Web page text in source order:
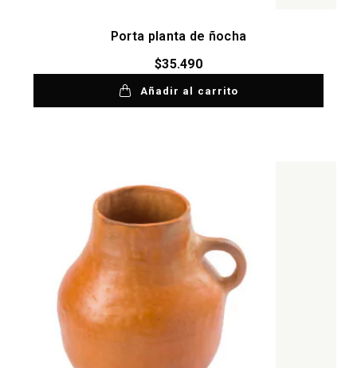
Porta planta de ñocha
$35.490
Añadir al carrito